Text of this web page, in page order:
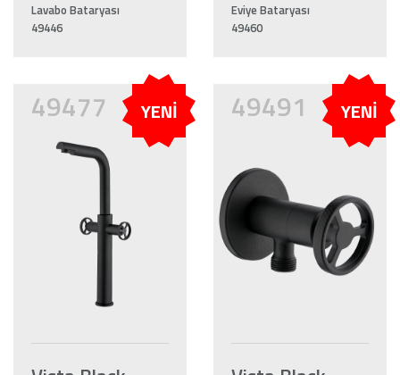
Lavabo Bataryası
49446
Eviye Bataryası
49460
49477 YENİ 49491 YENİ